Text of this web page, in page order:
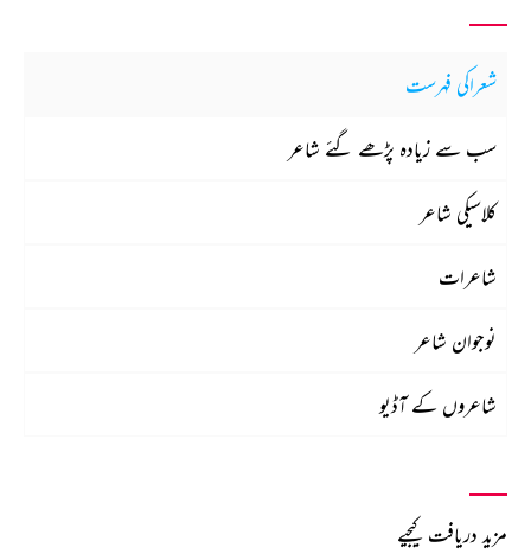
شعراکی فہرست
سب سے زیادہ پڑھے گئے شاعر
کلاسیکی شاعر
شاعرات
نوجوان شاعر
شاعروں کے آڈیو
مزید دریافت کیجیے